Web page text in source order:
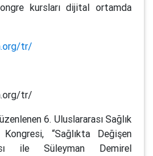
kursları dijital ortamda
tr/
tr/
6. Uluslararası Sağlık
“Sağlıkta Değişen
ile Süleyman Demirel